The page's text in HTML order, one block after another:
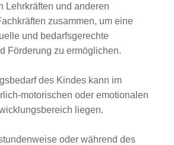
Lehrkräften und anderen
zusammen, um eine
und bedarfsgerechte
Förderung zu ermöglichen.
des Kindes kann im
motorischen oder emotionalen
liegen.
oder während des